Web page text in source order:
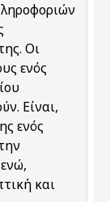
Οι
ενός
Είναι,
ενός
και